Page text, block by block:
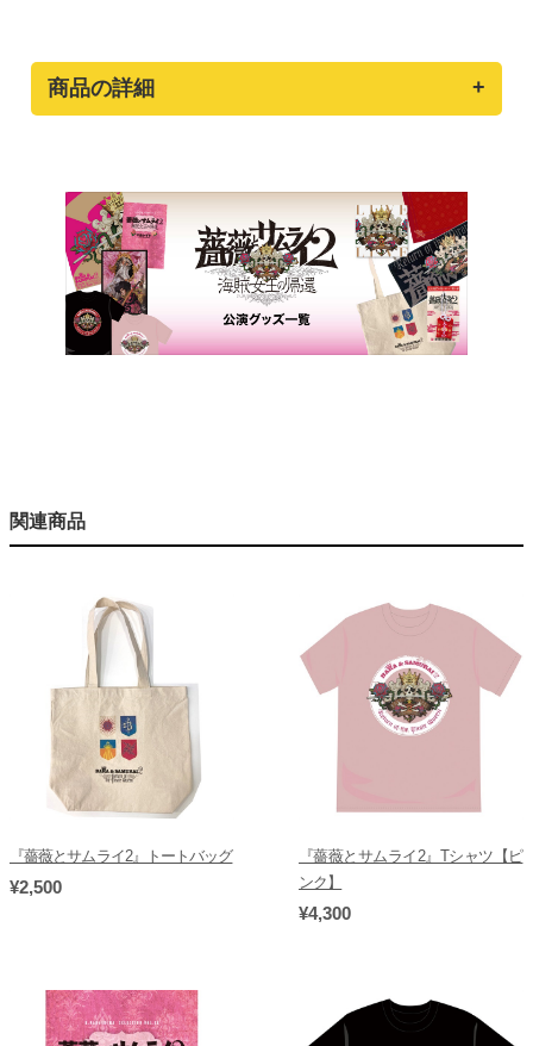
商品の詳細
関連商品
『薔薇とサムライ2』トートバッグ
¥2,500
『薔薇とサムライ2』Tシャツ【ピ
ンク】
¥4,300